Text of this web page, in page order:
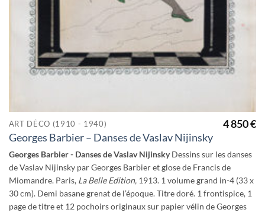
ART DÉCO (1910 - 1940)
Georges Barbier – Danses de Vaslav Nijinsky
4 850€
Georges Barbier - Danses de Vaslav NijinskyDessins sur les danses
de Vaslav Nijinsky par Georges Barbier et glose de Francis de
Miomandre. Paris, La Belle Edition, 1913. 1 volume grand in-4 (33 x
30 cm). Demi basane grenat de l’époque. Titre doré. 1 frontispice, 1
page de titre et 12 pochoirs originaux sur papier vélin de Georges